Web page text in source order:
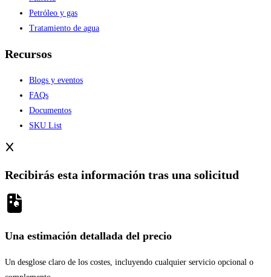
Petróleo y gas
Tratamiento de agua
Recursos
Blogs y eventos
FAQs
Documentos
SKU List
Recibirás esta información tras una solicitud
Una estimación detallada del precio
Un desglose claro de los costes, incluyendo cualquier servicio opcional o